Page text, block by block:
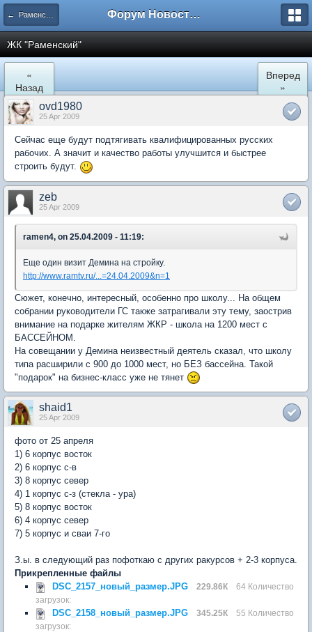
← Раменское Форум Новостройки
ЖК "Рaменский"
«
Назад
Вперед
»
ovd1980
25 Apr 2009
Сейчас еще будут подтягивать квалифицированных русских
рабочих. А значит и качество работы улучшится и быстрее
строить будут.
zeb
25 Apr 2009
ramen4, on 25.04.2009 - 11:19:
Еще один визит Демина на стройку.
http://www.ramtv.ru/...=24.04.2009&n=1
Сюжет, конечно, интересный, особенно про школу... На общем
собрании руководители ГС также затрагивали эту тему, заострив
внимание на подарке жителям ЖКР - школа на 1200 мест с
БАССЕЙНОМ.
На совещании у Демина неизвестный деятель сказал, что школу
типа расширили с 900 до 1000 мест, но БЕЗ бассейна. Такой
"подарок" на бизнес-класс уже не тянет
shaid1
25 Apr 2009
фото от 25 апреля
1) 6 корпус восток
2) 6 корпус с-в
3) 8 корпус север
4) 1 корпус с-з (стекла - ура)
5) 8 корпус восток
6) 4 корпус север
7) 5 корпус и сваи 7-го
З.ы. в следующий раз пофоткаю с других ракурсов + 2-3 корпуса.
Прикрепленные файлы
DSC_2157_новый_размер.JPG
229.86К
64 Количество
загрузок:
DSC_2158_новый_размер.JPG 345.25К
55 Количество
загрузок: